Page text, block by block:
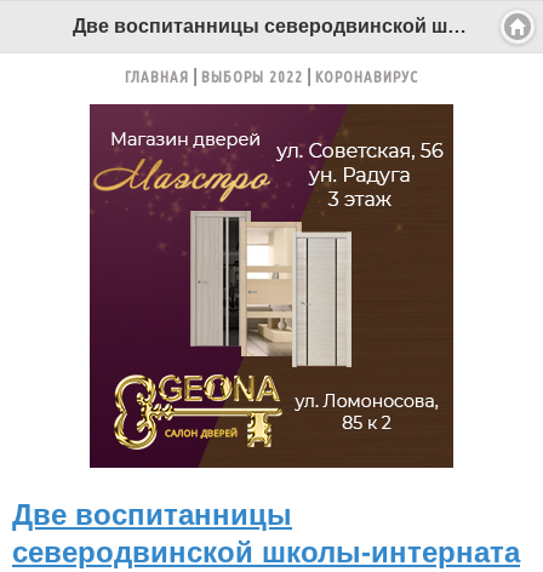
Две воспитанницы северодвинской школы-интерната сбежали в Архангельск - Беломорканал Северодвинск tv29.ru
ГЛАВНАЯ ВЫБОРЫ 2022 КОРОНАВИРУС
Две воспитанницы
северодвинской школы-интерната